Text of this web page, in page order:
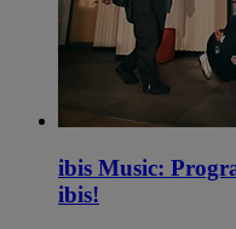
ibis Music:
ibis!